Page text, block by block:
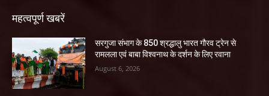
महत्वपूर्ण खबरें
सरगुजा संभाग के 850 श्रद्धालु भारत गौरव ट्रेन से
रामलला एवं बाबा विश्वनाथ के दर्शन के लिए रवाना
August 6, 2026